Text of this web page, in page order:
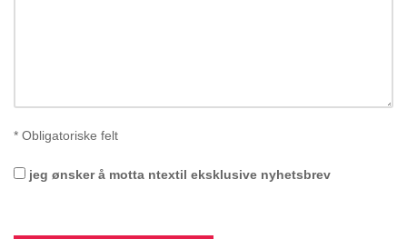
* Obligatoriske felt
jeg ønsker å motta ntextil eksklusive nyhetsbrev